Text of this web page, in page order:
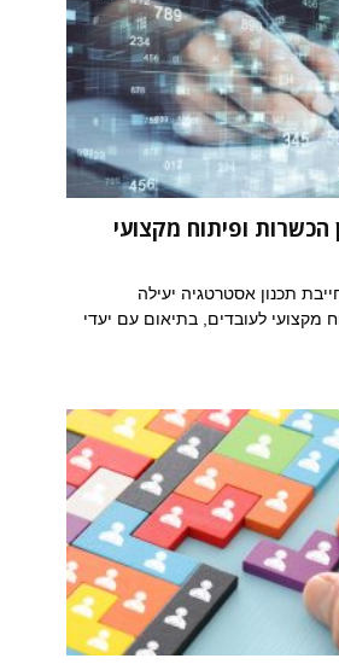
תכנון אסטרטגיה יעילה
מקצועי לעובדים, בתיאום עם יעדי